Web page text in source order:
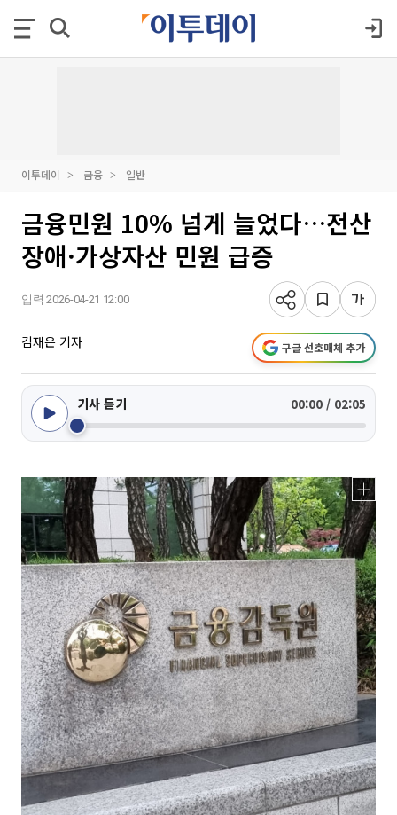
이투데이 금융 일반
금융민원 10% 넘게 늘었다…전산
장애·가상자산 민원 급증
입력 2026-04-21 12:00
김재은 기자 구글 선호매체 추가
기사 듣기 00:00 / 02:05